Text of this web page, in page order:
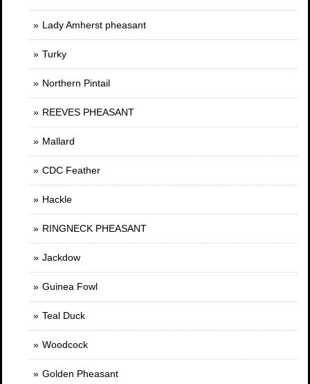
Lady Amherst pheasant
Turky
Northern Pintail
REEVES PHEASANT
Mallard
CDC Feather
Hackle
RINGNECK PHEASANT
Jackdow
Guinea Fowl
Teal Duck
Woodcock
Golden Pheasant